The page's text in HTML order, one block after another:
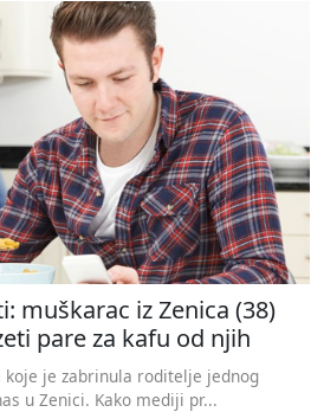
muškarac iz Zenica (38)
pare za kafu od njih
koje je zabrinula roditelje jednog
u Zenici. Kako mediji pr...